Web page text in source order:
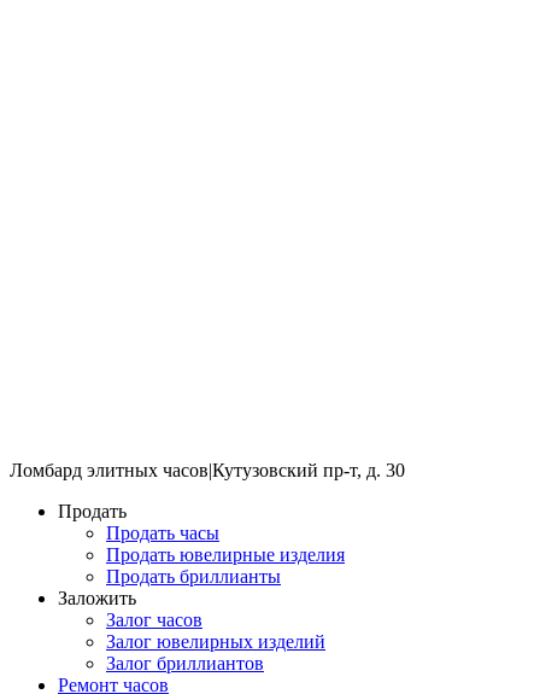
Ломбард элитных часов|Кутузовский пр-т, д. 30
Продать
Продать часы
Продать ювелирные изделия
Продать бриллианты
Заложить
Залог часов
Залог ювелирных изделий
Залог бриллиантов
Ремонт часов